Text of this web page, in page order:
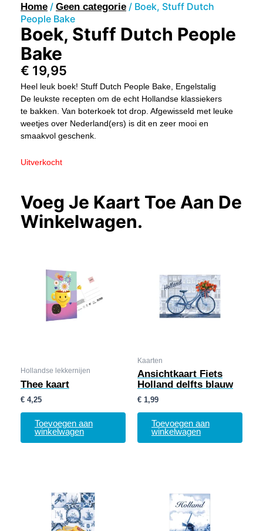
Home / Geen categorie / Boek, Stuff Dutch
People Bake
Boek, Stuff Dutch People
Bake
€ 19,95
Heel leuk boek! Stuff Dutch People Bake, Engelstalig
De leukste recepten om de echt Hollandse klassiekers
te bakken. Van boterkoek tot drop. Afgewisseld met leuke
weetjes over Nederland(ers) is dit en zeer mooi en
smaakvol geschenk.
Uitverkocht
Voeg Je Kaart Toe Aan De
Winkelwagen.
Hollandse lekkernijen
Thee kaart
€ 4,25
Toevoegen aan
winkelwagen
Kaarten
Ansichtkaart Fiets
Holland delfts blauw
€ 1,99
Toevoegen aan
winkelwagen